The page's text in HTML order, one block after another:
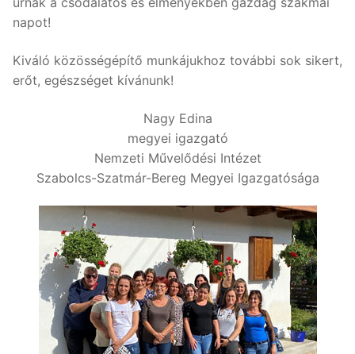
napot!
Kiváló közösségépítő munkájukhoz további sok sikert,
erőt, egészséget kívánunk!
Nagy Edina
megyei igazgató
Nemzeti Művelődési Intézet
Szabolcs-Szatmár-Bereg Megyei Igazgatósága